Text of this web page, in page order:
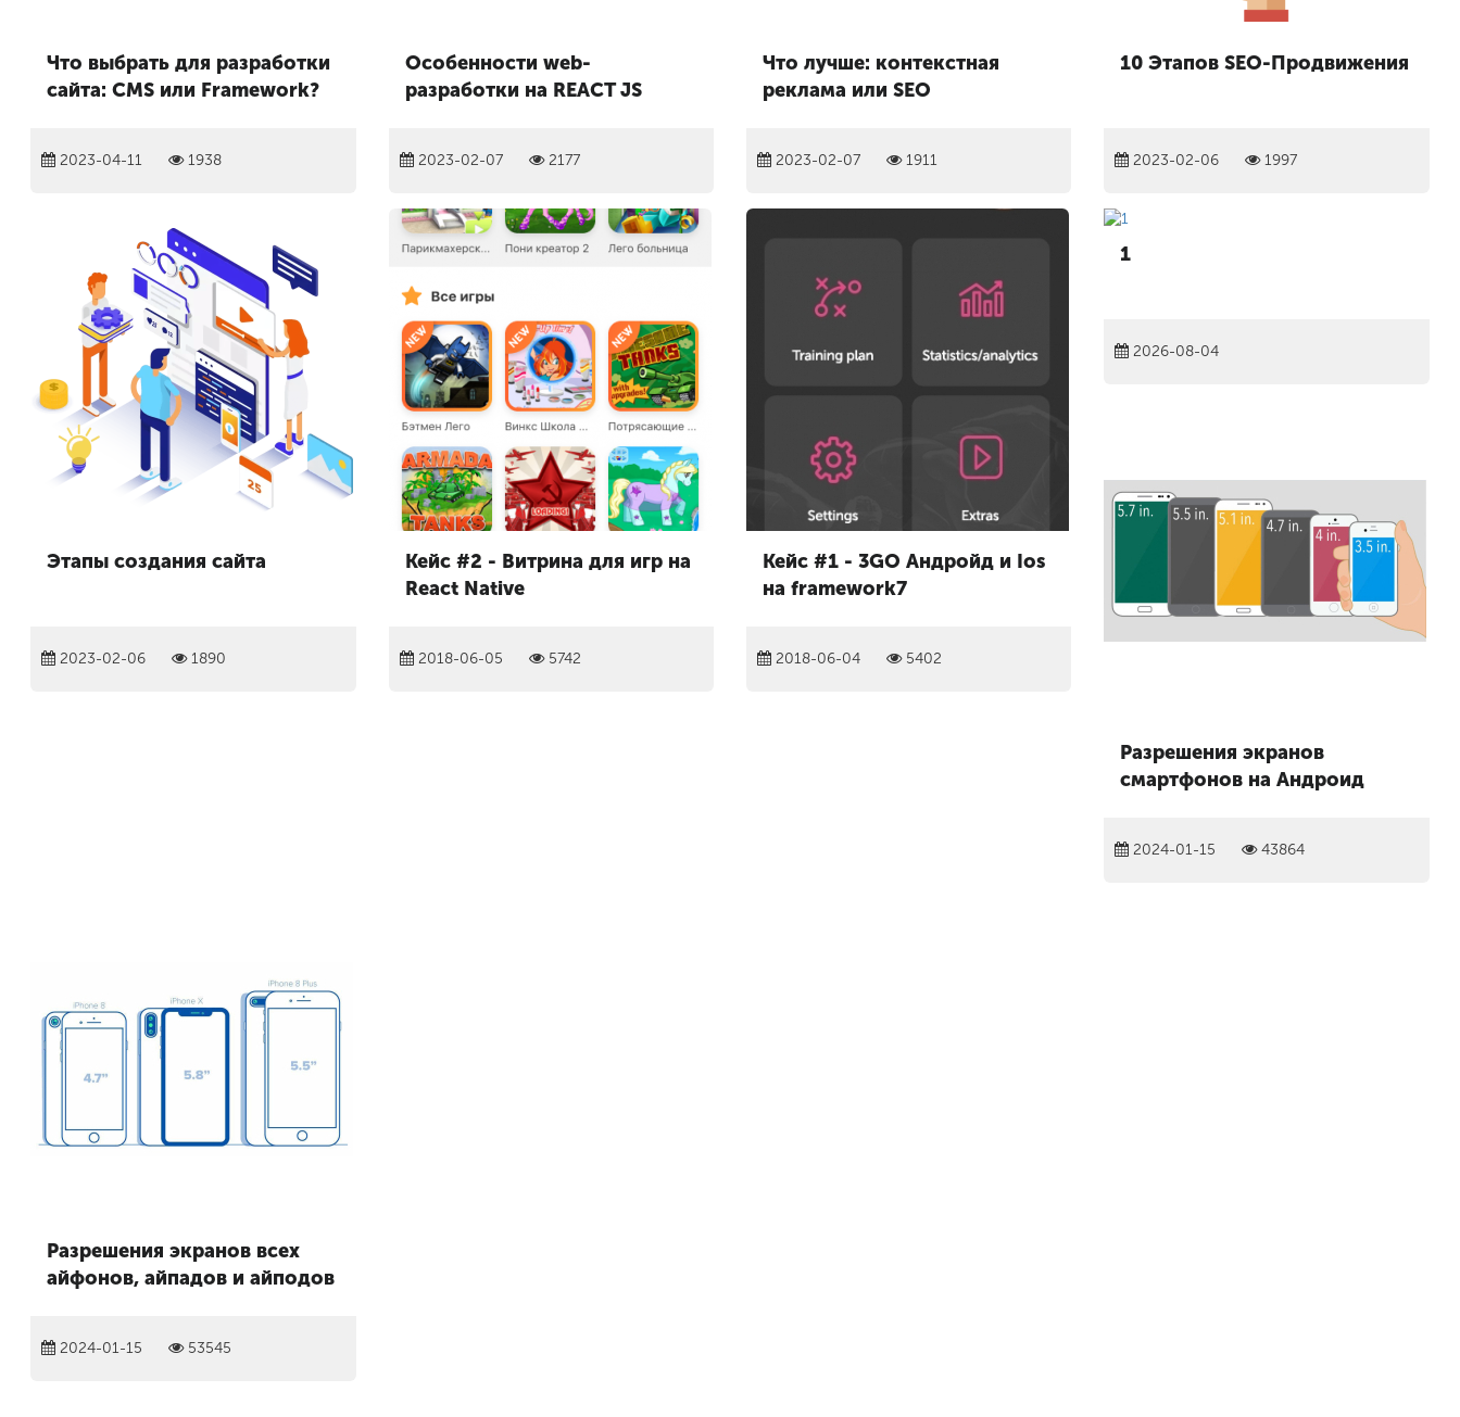
Что выбрать для разработки
сайта: CMS или Framework?
2023-04-11 1938
Особенности web-
разработки на REACT JS
2023-02-07 2177
Что лучше: контекстная
реклама или SEO
2023-02-07 1911
10 Этапов SEO-Продвижения
2023-02-06 1997
Этапы создания сайта
2023-02-06 1890
Кейс #2 - Витрина для игр на
React Native
2018-06-05 5742
Кейс #1 - 3GO Андройд и Ios
на framework7
2018-06-04 5402
1
2026-08-04
Разрешения экранов
смартфонов на Андроид
2024-01-15 43864
Разрешения экранов всех
айфонов, айпадов и айподов
2024-01-15 53545